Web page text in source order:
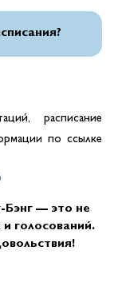
расписание
по ссылке
Бэнг — это не
голосований.